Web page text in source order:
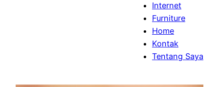
Internet
Furniture
Home
Kontak
Tentang Saya